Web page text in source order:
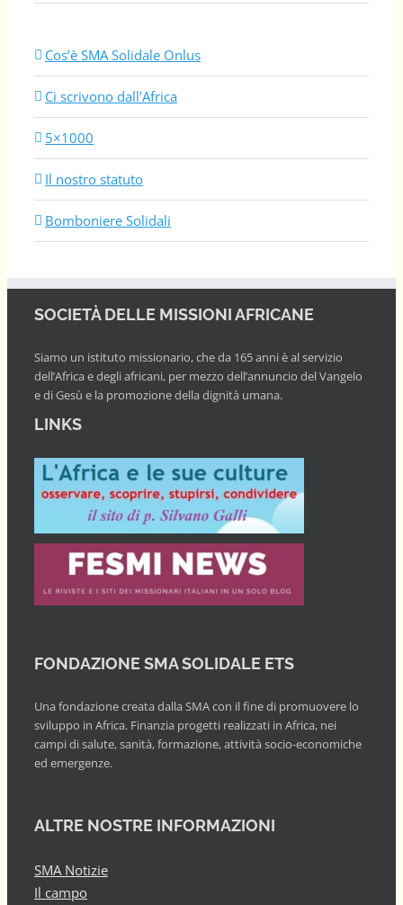
Cos’è SMA Solidale Onlus
Ci scrivono dall’Africa
5×1000
Il nostro statuto
Bomboniere Solidali
SOCIETÀ DELLE MISSIONI AFRICANE
Siamo un istituto missionario, che da 165 anni è al servizio
dell’Africa e degli africani, per mezzo dell’annuncio del Vangelo
e di Gesù e la promozione della dignità umana.
LINKS
FONDAZIONE SMA SOLIDALE ETS
Una fondazione creata dalla SMA con il fine di promuovere lo
sviluppo in Africa. Finanzia progetti realizzati in Africa, nei
campi di salute, sanità, formazione, attività socio-economiche
ed emergenze.
ALTRE NOSTRE INFORMAZIONI
SMA Notizie
Il campo